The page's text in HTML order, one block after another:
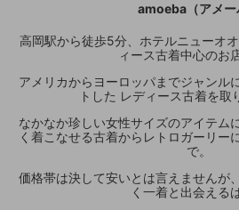
amoeba（アメー
高岡駅から徒歩5分、ホテルニューオ
ィース古着中心のお
アメリカからヨーロッパまでジャンル
トした レディース古着を取
なかなか珍しい女性サイズのアイテム
く着こなせる古着からレトロガーリー
で。
価格帯は決して安いとは言えませんが
く一着と出会える